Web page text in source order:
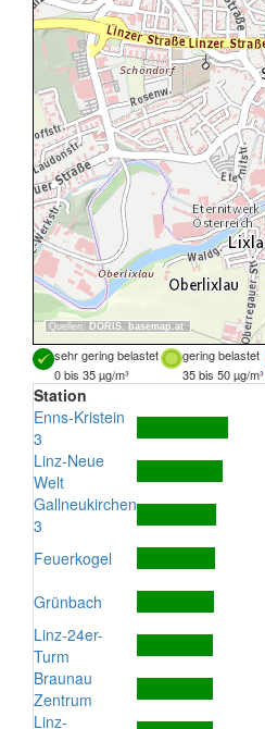
Quellen: DORIS, basemap.at
sehr gering belastet gering belastet
0 bis 35 µg/m³
35 bis 50 µg/m³
Station
Enns-Kristein
3
Linz-Neue
Welt
Gallneukirchen
3
Feuerkogel
Grünbach
Linz-24er-
Turm
Braunau
Zentrum
Linz-